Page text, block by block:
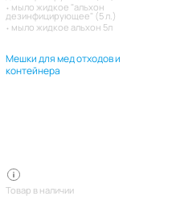
мыло жидкое "альхон
дезинфицирующее" (5 л.)
мыло жидкое альхон 5л
Мешки для мед отходов и
контейнера
Товар в наличии